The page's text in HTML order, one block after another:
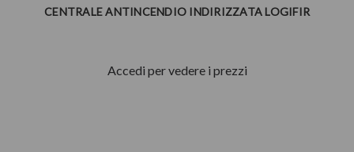
CENTRALE ANTINCENDIO INDIRIZZATA LOGIFIR
Accedi per vedere i prezzi